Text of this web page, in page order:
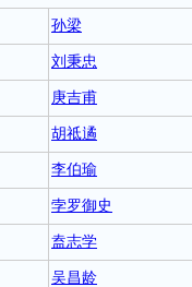
孙梁
刘秉忠
庚吉甫
胡祗遹
李伯瑜
孛罗御史
盍志学
吴昌龄